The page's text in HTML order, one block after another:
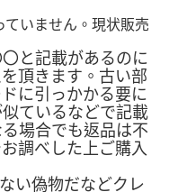
ていません。現状販売
と記載があるのに
頂きます。古い部
に引っかかる要に
ているなどで記載
場合でも返品は不
調べした上ご購入
い偽物だなどクレ